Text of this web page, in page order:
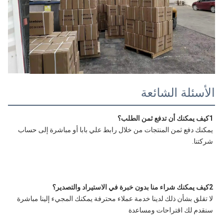
الأسئلة الشائعة
1كيف يمكنك أن تدفع ثمن الطلب؟
شركتنا.
2كيف يمكنك شراء منا بدون خبرة في الاستيراد والتصدير؟
سنقدم لك اقتراحات ومساعدة